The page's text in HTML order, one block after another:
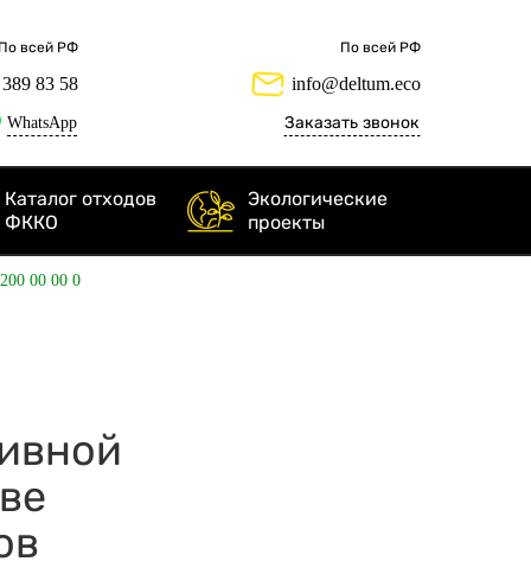
По всей РФ
83 58
WhatsApp
По всей РФ
info@deltum.eco
Заказать звонок
Каталог отходов
ФККО
Экологические
проекты
00 00 0